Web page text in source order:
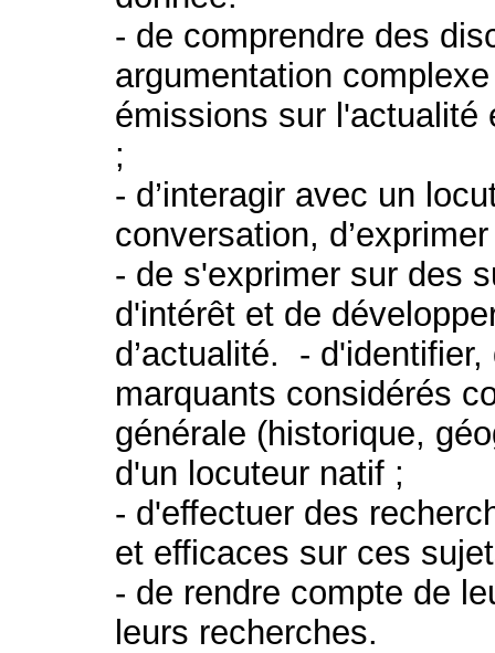
- de comprendre des
argumentation
émissions sur l'actualité
;
- d’interagir avec un
conversation,
- de s'exprimer sur des
d'intérêt et de
d’actualité. -
marquants considérés
générale (historique,
d'un locuteur natif ;
- d'effectuer des
et efficaces sur ces
- de rendre compte de
leurs recherches.